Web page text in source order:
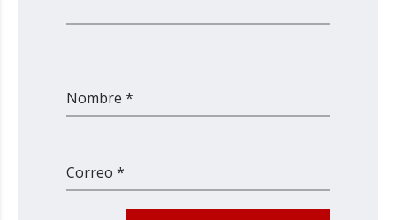
Nombre *
Correo *